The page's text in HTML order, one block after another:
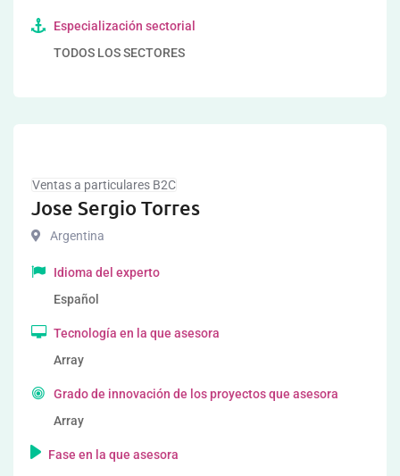
Especialización sectorial
TODOS LOS SECTORES
Ventas a particulares B2C
Jose Sergio Torres
Argentina
Idioma del experto
Español
Tecnología en la que asesora
Array
Grado de innovación de los proyectos que asesora
Array
Fase en la que asesora